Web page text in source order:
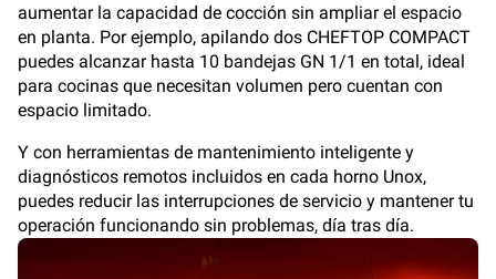
aumentar la capacidad de cocción sin ampliar el espacio
en planta. Por ejemplo, apilando dos CHEFTOP COMPACT
puedes alcanzar hasta 10 bandejas GN 1/1 en total, ideal
para cocinas que necesitan volumen pero cuentan con
espacio limitado.
Y con herramientas de mantenimiento inteligente y
diagnósticos remotos incluidos en cada horno Unox,
puedes reducir las interrupciones de servicio y mantener tu
operación funcionando sin problemas, día tras día.